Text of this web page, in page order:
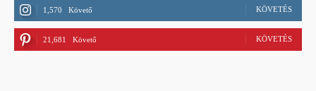
1,570 Követő KÖVETÉS
21,681 Követő KÖVETÉS